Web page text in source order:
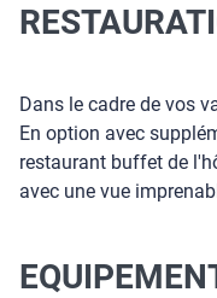
Dans le cadre de vos
En option avec
restaurant buffet de
avec une vue